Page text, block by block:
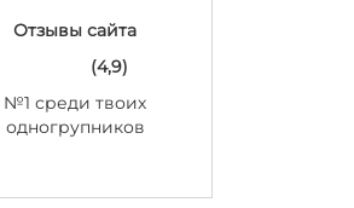
Отзывы сайта
(4,9)
№1 среди твоих
одногрупников